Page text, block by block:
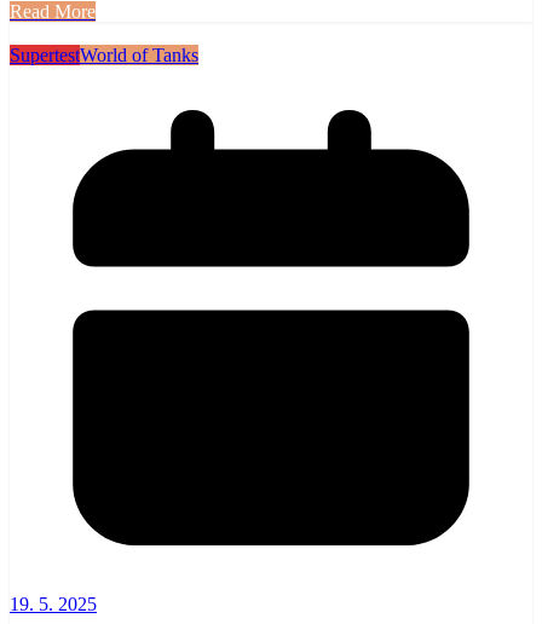
Read More
SupertestWorld of Tanks
19. 5. 2025